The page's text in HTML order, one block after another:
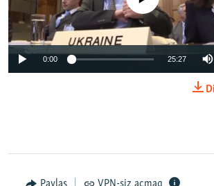
0:00 25:27